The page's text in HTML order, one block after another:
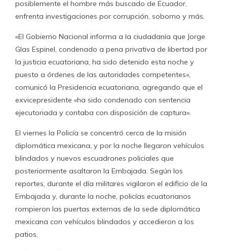
posiblemente el hombre más buscado de Ecuador,
enfrenta investigaciones por corrupción, soborno y más.
«El Gobierno Nacional informa a la ciudadanía que Jorge
Glas Espinel, condenado a pena privativa de libertad por
la justicia ecuatoriana, ha sido detenido esta noche y
puesto a órdenes de las autoridades competentes»,
comunicó la Presidencia ecuatoriana, agregando que el
exvicepresidente «ha sido condenado con sentencia
ejecutoriada y contaba con disposición de captura».
El viernes la Policía se concentró cerca de la misión
diplomática mexicana, y por la noche llegaron vehículos
blindados y nuevos escuadrones policiales que
posteriormente asaltaron la Embajada. Según los
reportes, durante el día militares vigilaron el edificio de la
Embajada y, durante la noche, policías ecuatorianos
rompieron las puertas externas de la sede diplomática
mexicana con vehículos blindados y accedieron a los
patios.